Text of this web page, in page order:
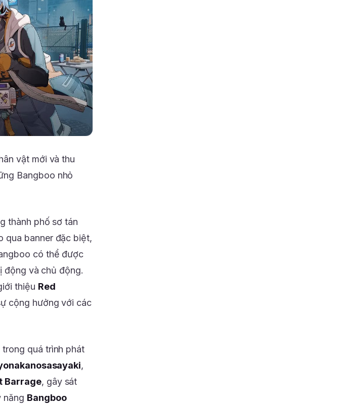
vật mới và thu
Bangboo nhỏ
thành phố sơ tán
qua banner đặc biệt,
có thể được
động và chủ động.
thiệu Red
cộng hưởng với các
trong quá trình phát
,
Barrage, gây sát
năng Bangboo